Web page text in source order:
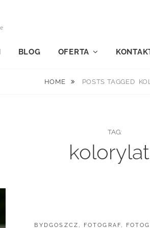
BLOG OFERTA
HOME POSTS TAGGED
TAG:
CATEGORIES:
BYDGOSZCZ , FOTOGRAF,